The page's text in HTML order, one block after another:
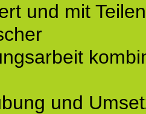
und mit Teilen
und